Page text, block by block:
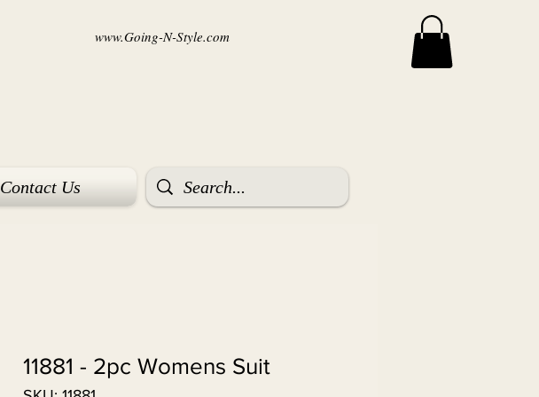
www.Going-N-Style.com
Contact Us
11881 - 2pc Womens Suit